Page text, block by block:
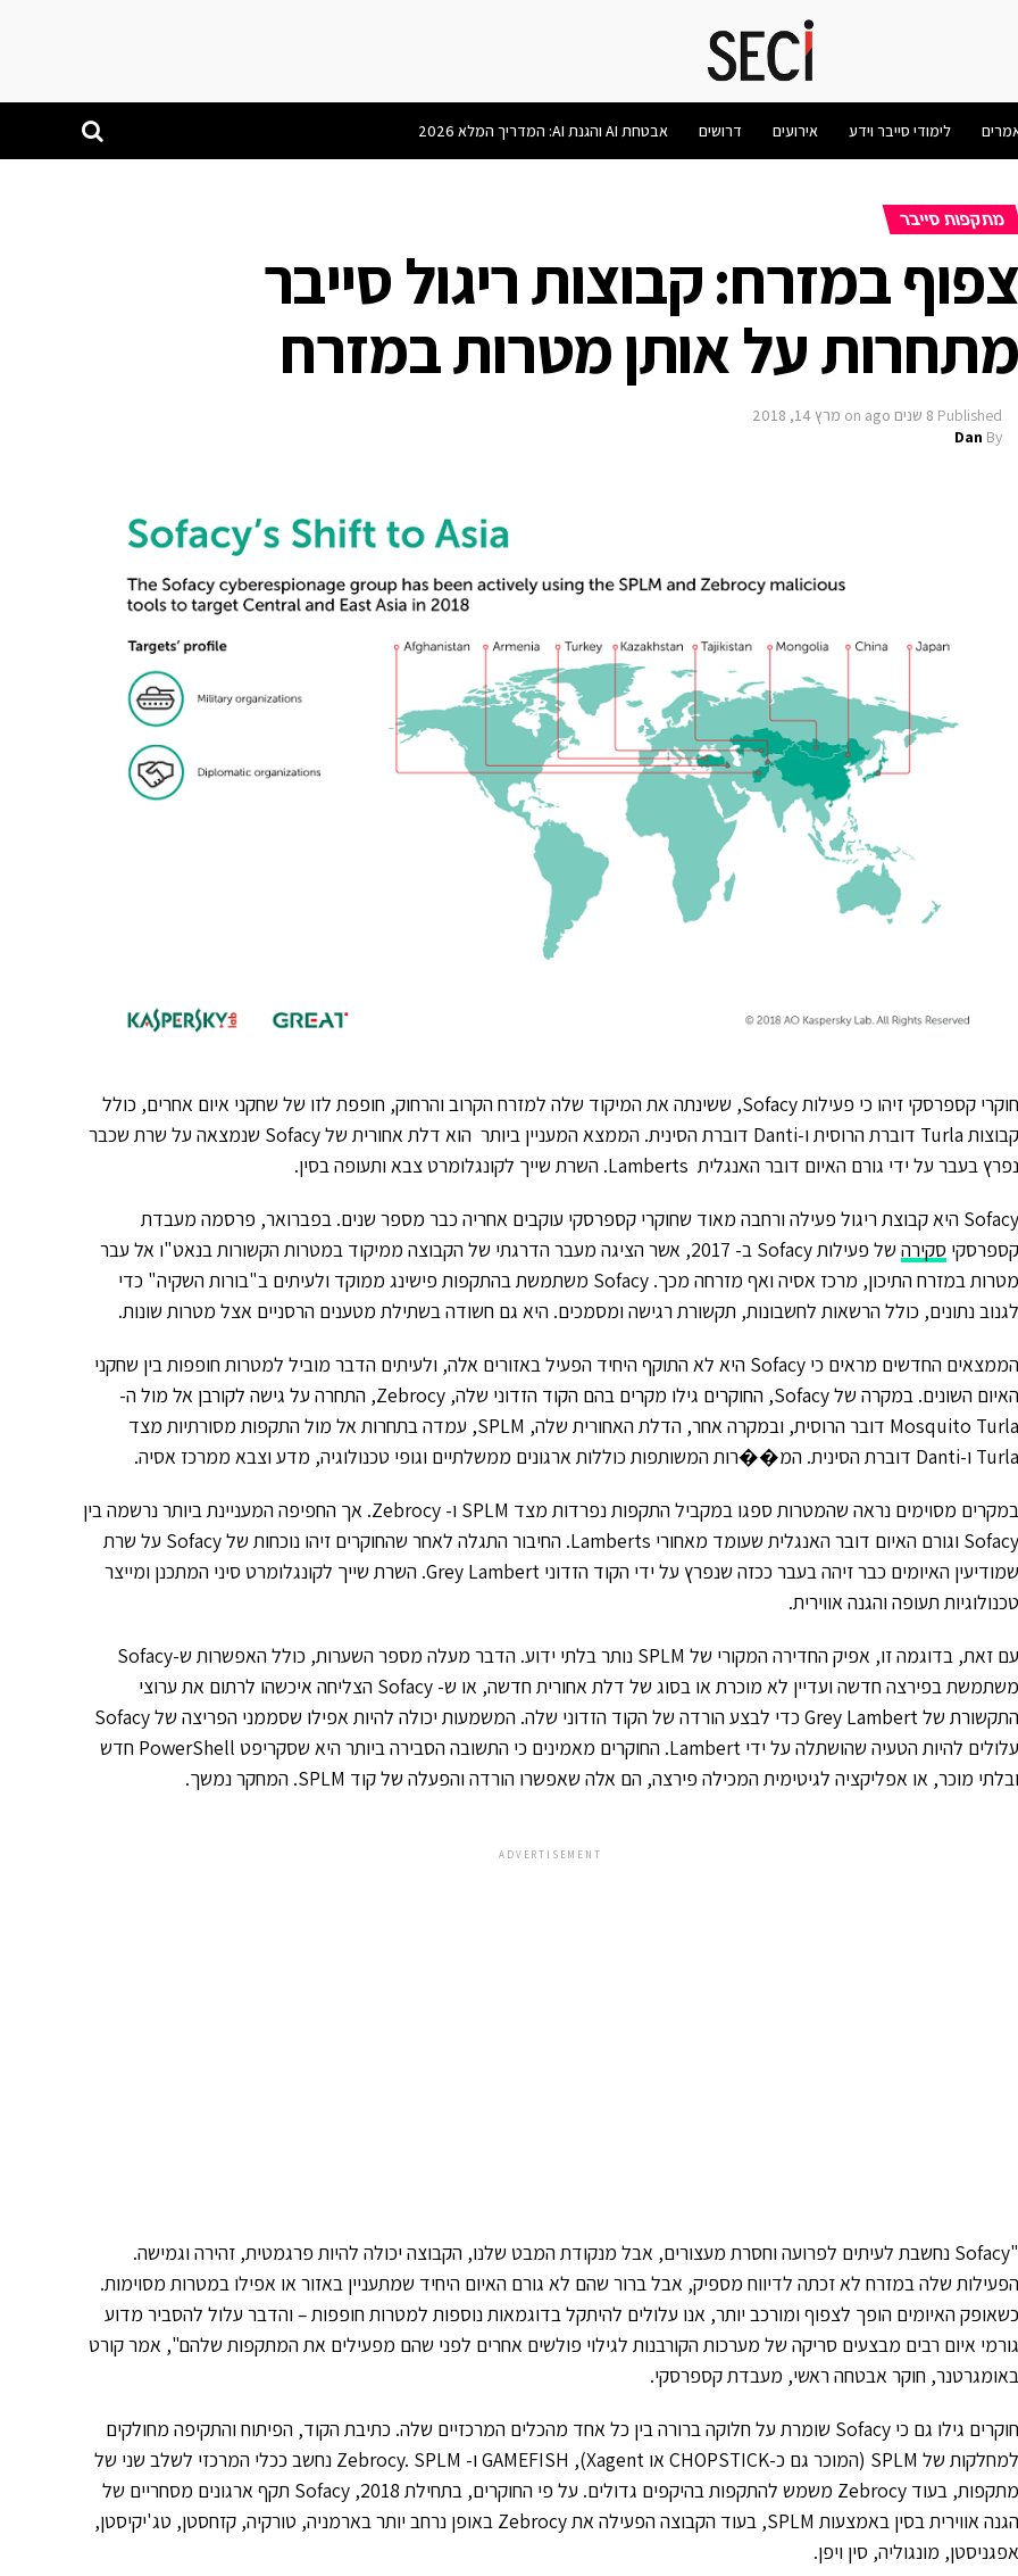
לימודי סייבר וידע אירועים דרושים אבטחת AI והגנת AI: המדריך המלא 2026
מתקפות סייבר
צפוף במזרח: קבוצות ריגול סייבר
מתחרות על אותן מטרות במזרח
Published 8 שנים ago on מרץ 14, 2018
By
Dan
חוקרי קספרסקי זיהו כי פעילות Sofacy, ששינתה את המיקוד שלה למזרח הקרוב והרחוק, חופפת לזו של שחקני איום אחרים, כולל
קבוצות Turla דוברת הרוסית ו-Danti דוברת הסינית. הממצא המעניין ביותר הוא דלת אחורית של Sofacy שנמצאה על שרת שכבר
נפרץ בעבר על ידי גורם האיום דובר האנגלית Lamberts. השרת שייך לקונגלומרט צבא ותעופה בסין.
Sofacy היא קבוצת ריגול פעילה ורחבה מאוד שחוקרי קספרסקי עוקבים אחריה כבר מספר שנים. בפברואר, פרסמה מעבדת
קספרסקי סקירה
של פעילות Sofacy ב- 2017, אשר הציגה מעבר הדרגתי של הקבוצה ממיקוד במטרות הקשורות בנאט"ו אל עבר
מטרות במזרח התיכון, מרכז אסיה ואף מזרחה מכך. Sofacy משתמשת בהתקפות פישינג ממוקד ולעיתים ב"בורות השקיה" כדי
לגנוב נתונים, כולל הרשאות לחשבונות, תקשורת רגישה ומסמכים. היא גם חשודה בשתילת מטענים הרסניים אצל מטרות שונות.
הממצאים החדשים מראים כי Sofacy היא לא התוקף היחיד הפעיל באזורים אלה, ולעיתים הדבר מוביל למטרות חופפות בין שחקני
האיום השונים. במקרה של Sofacy, החוקרים גילו מקרים בהם הקוד הזדוני שלה, Zebrocy, התחרה על גישה לקורבן אל מול ה-
Mosquito Turla דובר הרוסית, ובמקרה אחר, הדלת האחורית שלה, SPLM, עמדה בתחרות אל מול התקפות מסורתיות מצד
Turla ו-Danti דוברת הסינית. המ��רות המשותפות כוללות ארגונים ממשלתיים וגופי טכנולוגיה, מדע וצבא ממרכז אסיה.
במקרים מסוימים נראה שהמטרות ספגו במקביל התקפות נפרדות מצד SPLM ו- Zebrocy. אך החפיפה המעניינת ביותר נרשמה בין
Sofacy וגורם האיום דובר האנגלית שעומד מאחורי Lamberts. החיבור התגלה לאחר שהחוקרים זיהו נוכחות של Sofacy על שרת
שמודיעין האיומים כבר זיהה בעבר ככזה שנפרץ על ידי הקוד הזדוני Grey Lambert. השרת שייך לקונגלומרט סיני המתכנן ומייצר
טכנולוגיות תעופה והגנה אווירית.
עם זאת, בדוגמה זו, אפיק החדירה המקורי של SPLM נותר בלתי ידוע. הדבר מעלה מספר השערות, כולל האפשרות ש-Sofacy
משתמשת בפירצה חדשה ועדיין לא מוכרת או בסוג של דלת אחורית חדשה, או ש- Sofacy הצליחה איכשהו לרתום את ערוצי
התקשורת של Grey Lambert כדי לבצע הורדה של הקוד הזדוני שלה. המשמעות יכולה להיות אפילו שסממני הפריצה של Sofacy
עלולים להיות הטעיה שהושתלה על ידי Lambert. החוקרים מאמינים כי התשובה הסבירה ביותר היא שסקריפט PowerShell חדש
ובלתי מוכר, או אפליקציה לגיטימית המכילה פירצה, הם אלה שאפשרו הורדה והפעלה של קוד SPLM. המחקר נמשך.
ADVERTISEMENT
"Sofacy נחשבת לעיתים לפרועה וחסרת מעצורים, אבל מנקודת המבט שלנו, הקבוצה יכולה להיות פרגמטית, זהירה וגמישה.
הפעילות שלה במזרח לא זכתה לדיווח מספיק, אבל ברור שהם לא גורם האיום היחיד שמתעניין באזור או אפילו במטרות מסוימות.
כשאופק האיומים הופך לצפוף ומורכב יותר, אנו עלולים להיתקל בדוגמאות נוספות למטרות חופפות – והדבר עלול להסביר מדוע
גורמי איום רבים מבצעים סריקה של מערכות הקורבנות לגילוי פולשים אחרים לפני שהם מפעילים את המתקפות שלהם", אמר קורט
באומגרטנר, חוקר אבטחה ראשי, מעבדת קספרסקי.
חוקרים גילו גם כי Sofacy שומרת על חלוקה ברורה בין כל אחד מהכלים המרכזיים שלה. כתיבת הקוד, הפיתוח והתקיפה מחולקים
למחלקות של SPLM (המוכר גם כ-CHOPSTICK או Xagent), GAMEFISH ו- Zebrocy. SPLM נחשב ככלי המרכזי לשלב שני של
מתקפות, בעוד Zebrocy משמש להתקפות בהיקפים גדולים. על פי החוקרים, בתחילת 2018, Sofacy תקף ארגונים מסחריים של
הגנה אווירית בסין באמצעות SPLM, בעוד הקבוצה הפעילה את Zebrocy באופן נרחב יותר בארמניה, טורקיה, קזחסטן, טג'יקיסטן,
אפגניסטן, מונגוליה, סין ויפן.